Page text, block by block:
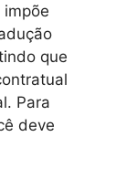
que
Para
deve